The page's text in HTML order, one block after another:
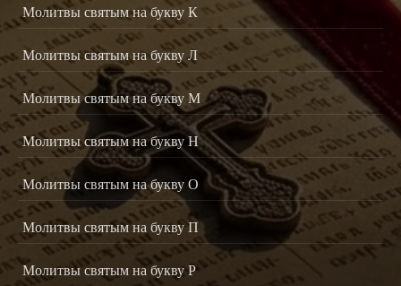
Молитвы святым на букву К
Молитвы святым на букву Л
Молитвы святым на букву М
Молитвы святым на букву Н
Молитвы святым на букву О
Молитвы святым на букву П
Молитвы святым на букву Р